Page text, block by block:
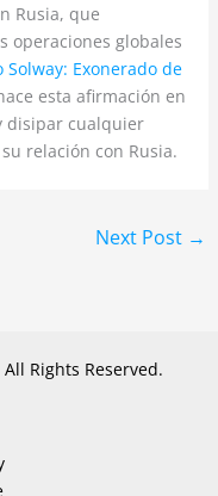
Rusia, que
operaciones globales
Exonerado de
esta afirmación en
disipar cualquier
relación con Rusia.
Next Post →
Rights Reserved.